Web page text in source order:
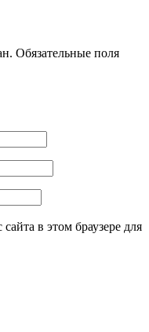
Обязательные поля
в этом браузере для